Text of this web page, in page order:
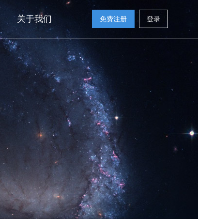
关于我们 免费注册 登录